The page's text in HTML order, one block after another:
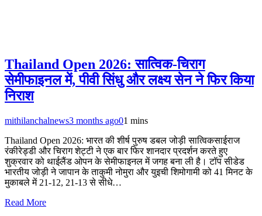
Thailand Open 2026: सात्विक-चिराग
सेमीफाइनल में, पीवी सिंधु और लक्ष्य सेन ने फिर किया
निराश
mithilanchalnews3 months ago01 mins
Thailand Open 2026: भारत की शीर्ष पुरुष डबल जोड़ी सात्विकसाईराज
रंकीरेड्डी और चिराग शेट्टी ने एक बार फिर शानदार प्रदर्शन करते हुए
शुक्रवार को थाईलैंड ओपन के सेमीफाइनल में जगह बना ली है। टॉप सीडेड
भारतीय जोड़ी ने जापान के ताकुमी नोमुरा और युइची शिमोगामी को 41 मिनट के
मुकाबले में 21-12, 21-13 से सीधे…
Read More